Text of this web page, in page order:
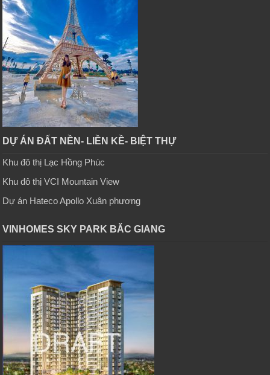
DỰ ÁN ĐẤT NỀN- LIỀN KỀ- BIỆT THỰ
Khu đô thị Lạc Hồng Phúc
Khu đô thị VCI Mountain View
Dự án Hateco Apollo Xuân phương
VINHOMES SKY PARK BĂC GIANG